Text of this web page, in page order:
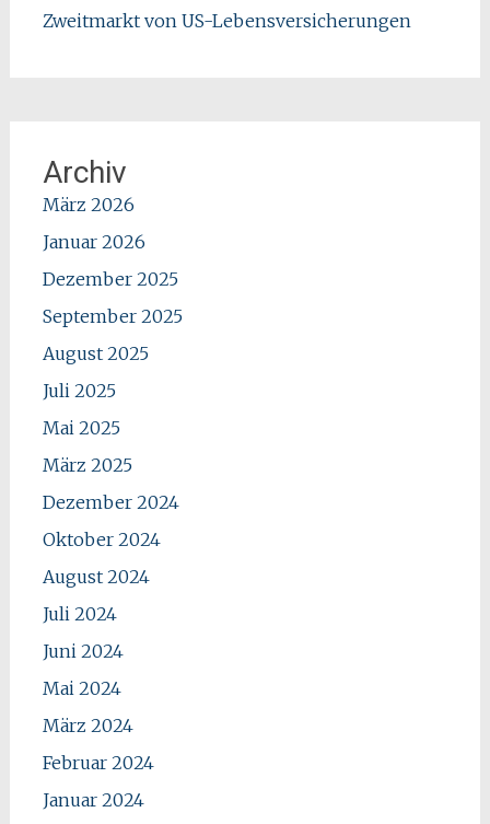
Zweitmarkt von US-Lebensversicherungen
Archiv
März 2026
Januar 2026
Dezember 2025
September 2025
August 2025
Juli 2025
Mai 2025
März 2025
Dezember 2024
Oktober 2024
August 2024
Juli 2024
Juni 2024
Mai 2024
März 2024
Februar 2024
Januar 2024